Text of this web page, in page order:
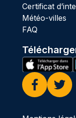
Certificat
Météo-villes
FAQ
Facebook
Twitter